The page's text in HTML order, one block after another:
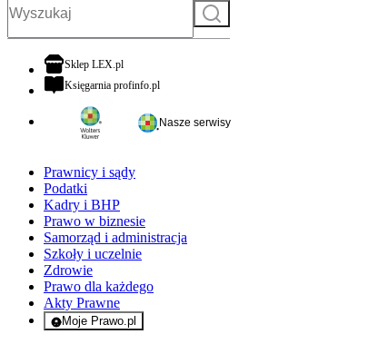
Szukaj
Sklep LEX.plotwiera się w nowej karcie
Księgarnia profinfo.plotwiera się w nowej karcie
Nasze serwisy
Prawnicy i sądy
Podatki
Kadry i BHP
Prawo w biznesie
Samorząd i administracja
Szkoły i uczelnie
Zdrowie
Prawo dla każdego
Akty Prawne
Moje Prawo.pl
- rejestracja i logowanie do serwisu